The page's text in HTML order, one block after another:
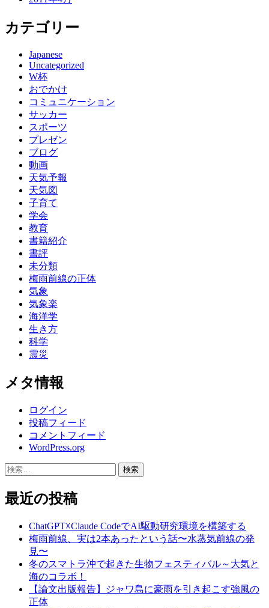
カテゴリー
Japanese
Uncategorized
W杯
おでかけ
コミュニケーション
サッカー
スポーツ
プレゼン
ブログ
動画
天気予報
天気図
子育て
学会
教育
書籍紹介
書評
未分類
梅雨前線の正体
気象
気象楽
海洋学
生き方
科学
震災
メタ情報
ログイン
投稿フィード
コメントフィード
WordPress.org
検
最近の投稿
ChatGPT☓Claude CodeでAI駆動研究環境を構築する
梅雨前線、実は2本あったという話〜水蒸気前線の発
見〜
冬のスマトラ沖で起きた生物フェスティバル～大気と
海のコラボ！
【論文出版報告】ジャワ島に豪雨を引き起こす強風の
正体